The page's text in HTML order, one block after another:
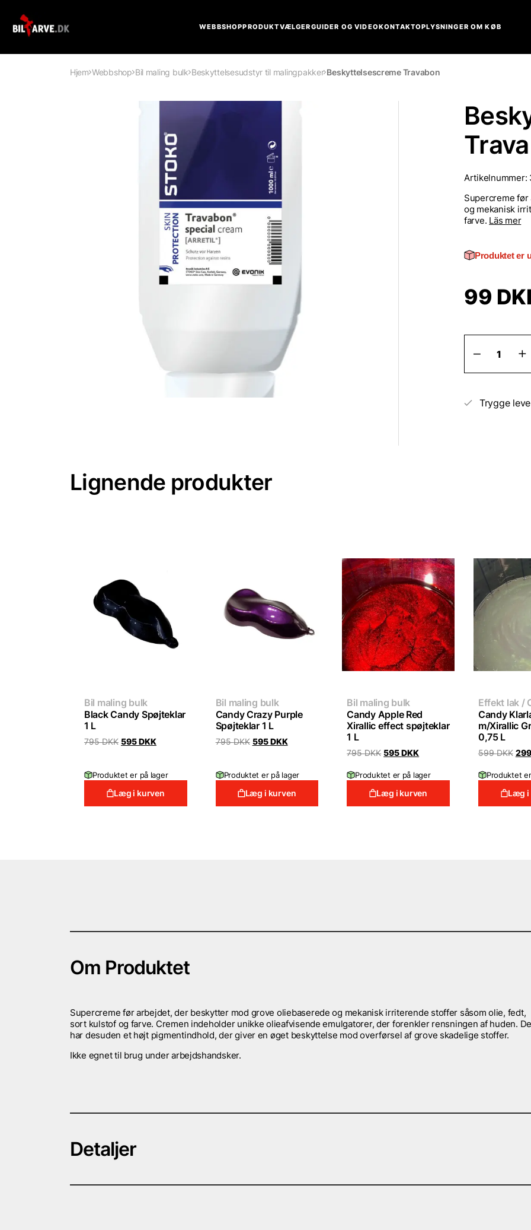
WEBBSHOPPRODUKTVÆLGERGUIDER OG VIDEOKONTAKTOPLYSNINGER OM KØB
Hjem Webbshop Bil maling bulk Beskyttelsesudstyr til malingpakker Beskyttelsescreme Travabon
Artikelnummer:
Supercreme
og mekanisk
farve. Läs mer
Produktet er
99
Travabon
antal
Trygge
Lignende produkter
Bil maling bulk
Black Candy Spøjteklar
1 L
795DKK Original
595DKKCurrent
Produktet er på lager
Læg i kurven
Bil maling bulk
Candy Crazy Purple
Spøjteklar 1 L
795DKK Original
595DKKCurrent
Produktet er på lager
Læg i kurven
Bil maling bulk
Candy Apple Red
Xirallic effect spøjteklar
1 L
795DKK Original
795 DKK.
595DKKCurrent
595 DKK.
Produktet er på lager
Læg i kurven
Effekt lak /
Candy
m/Xirallic
0,75 L
599DKK
Produktet
Læg i
Om Produktet
Supercreme før arbejdet, der beskytter mod grove oliebaserede og mekanisk irriterende stoffer såsom olie, fedt,
sort kulstof og farve. Cremen indeholder unikke olieafvisende emulgatorer, der forenkler rensningen af huden.
har desuden et højt pigmentindhold, der giver en øget beskyttelse mod overførsel af grove skadelige stoffer.
Ikke egnet til brug under arbejdshandsker.
Detaljer